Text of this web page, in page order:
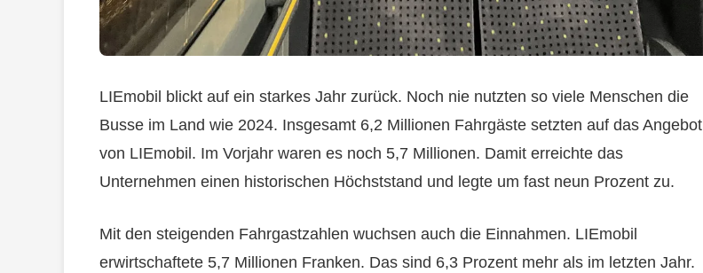
LIEmobil blickt auf ein starkes Jahr zurück. Noch nie nutzten so viele Menschen die
Busse im Land wie 2024. Insgesamt 6,2 Millionen Fahrgäste setzten auf das Angebot
von LIEmobil. Im Vorjahr waren es noch 5,7 Millionen. Damit erreichte das
Unternehmen einen historischen Höchststand und legte um fast neun Prozent zu.
Mit den steigenden Fahrgastzahlen wuchsen auch die Einnahmen. LIEmobil
erwirtschaftete 5,7 Millionen Franken. Das sind 6,3 Prozent mehr als im letzten Jahr.